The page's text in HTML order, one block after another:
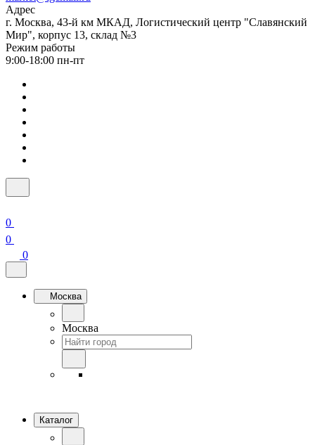
Адрес
г. Москва, 43-й км МКАД, Логистический центр "Славянский
Мир", корпус 13, склад №3
Режим работы
9:00-18:00 пн-пт
0
0
0
Москва
Москва
Каталог